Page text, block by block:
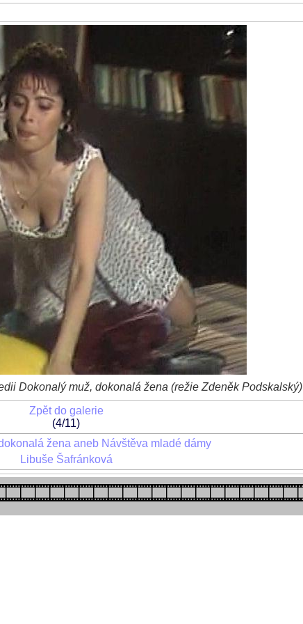
Dokonalý muž, dokonalá žena (režie Zdeněk Podskalský)
Zpět do galerie
(4/11)
žena aneb Návštěva mladé dámy
Libuše Šafránková